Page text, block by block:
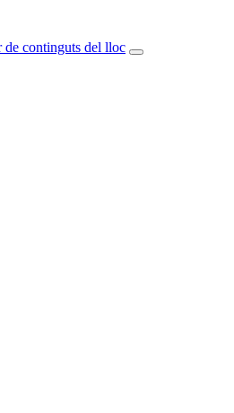
de continguts del lloc